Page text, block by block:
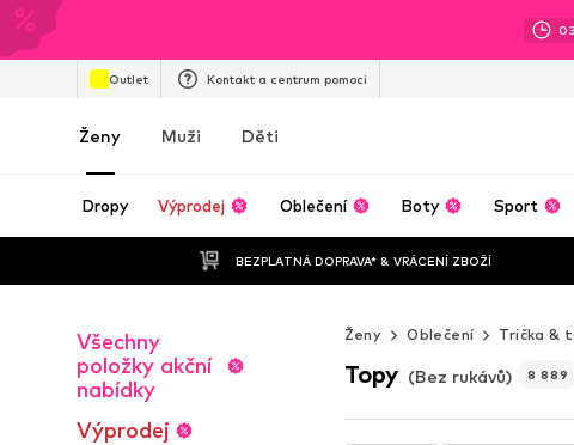
03
Outlet Kontakt a centrum pomoci
Ženy Muži Děti
Dropy Výprodej Oblečení Boty Sport
BEZPLATNÁ DOPRAVA* & VRÁCENÍ ZBOŽÍ
Všechny
položky akční
nabídky
Výprodej
Ženy Oblečení Trička &
Topy (Bez rukávů) 8 889